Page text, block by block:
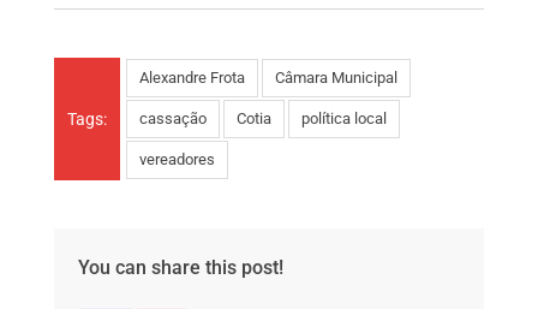
Tags:
Alexandre Frota Câmara Municipal
cassação Cotia política local
vereadores
You can share this post!